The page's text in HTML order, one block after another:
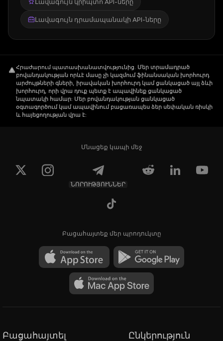
Լավագույն դրամապանակի API-ները
Հրաժարում պատասխանատվությունից. Մեր տրամադրած
բովանդակության որևէ մասը չի կազմում ֆինանսական խորհուրդ
արժույթների գների, իրավական խորհուրդ կամ ցանկացած այլ ձևի
խորհուրդ, որի վրա դուք պետք է ապավինեք ցանկացած
նպատակի համար: Մեր բովանդակության ցանկացած
օգտագործում կամ ապավինում բացառապես ձեր սեփական ռիսկի
և հայեցողության վրա է:
Մնացեք կապի մեջ
ՆՈՐՈՒԹՅՈՒՆՆԵՐ
Բացահայտեք մեր պրոդուկտը
Բացահայտել Ընկերություն